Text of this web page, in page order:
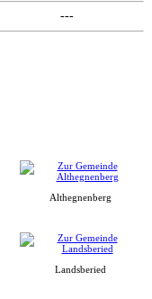
---
Althegnenberg
Landsberied